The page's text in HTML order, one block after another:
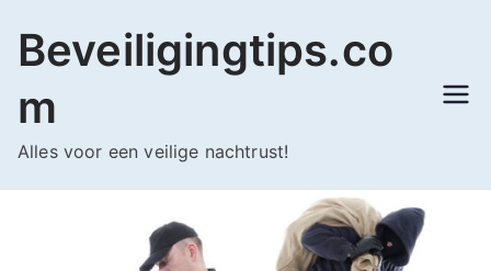
naar
inhoud
Beveiligingtips.co
m
Alles voor een veilige nachtrust!